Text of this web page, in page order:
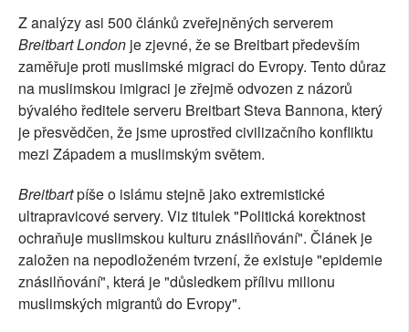
Z analýzy asi 500 článků zveřejněných serverem
Breitbart London je zjevné, že se Breitbart především
zaměřuje proti muslimské migraci do Evropy. Tento důraz
na muslimskou imigraci je zřejmě odvozen z názorů
bývalého ředitele serveru Breitbart Steva Bannona, který
je přesvědčen, že jsme uprostřed civilizačního konfliktu
mezi Západem a muslimským světem.
Breitbartpíše o islámu stejně jako extremistické
ultrapravicové servery. Viz titulek "Politická korektnost
ochraňuje muslimskou kulturu znásilňování". Článek je
založen na nepodloženém tvrzení, že existuje "epidemie
znásilňování", která je "důsledkem přílivu milionu
muslimských migrantů do Evropy".